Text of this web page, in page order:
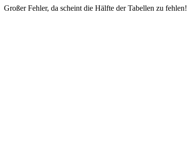
Großer Fehler, da scheint die Hälfte der Tabellen zu fehlen!